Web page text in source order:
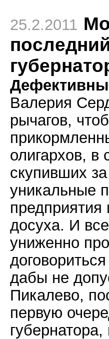
25.2.2011
Валерия
рычагов,
олигархов, в
скупивших
уникальные
досуха. И
униженно
дабы не
Пикалево,
первую
губернатора,